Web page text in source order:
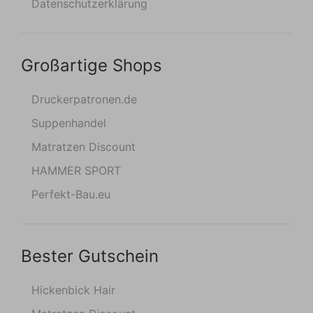
Datenschutzerklärung
Großartige Shops
Druckerpatronen.de
Suppenhandel
Matratzen Discount
HAMMER SPORT
Perfekt-Bau.eu
Bester Gutschein
Hickenbick Hair